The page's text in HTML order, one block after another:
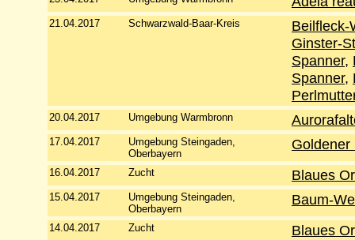
21.04.2017 Schwarzwald-Baar-Kreis
Beilfleck-
Ginster-
Spanner,
Spanner,
20.04.2017 Umgebung Warmbronn
17.04.2017
Umgebung Steingaden,
Oberbayern
Goldener
16.04.2017 Zucht Blaues
15.04.2017
Umgebung Steingaden,
Oberbayern
Baum-
14.04.2017 Zucht Blaues